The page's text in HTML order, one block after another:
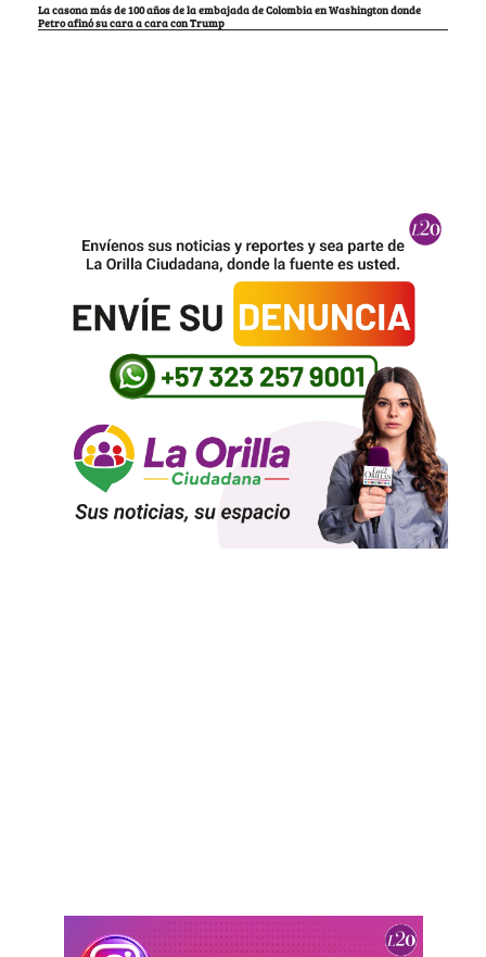
La casona más de 100 años de la embajada de Colombia en Washington donde
Petro afinó su cara a cara con Trump